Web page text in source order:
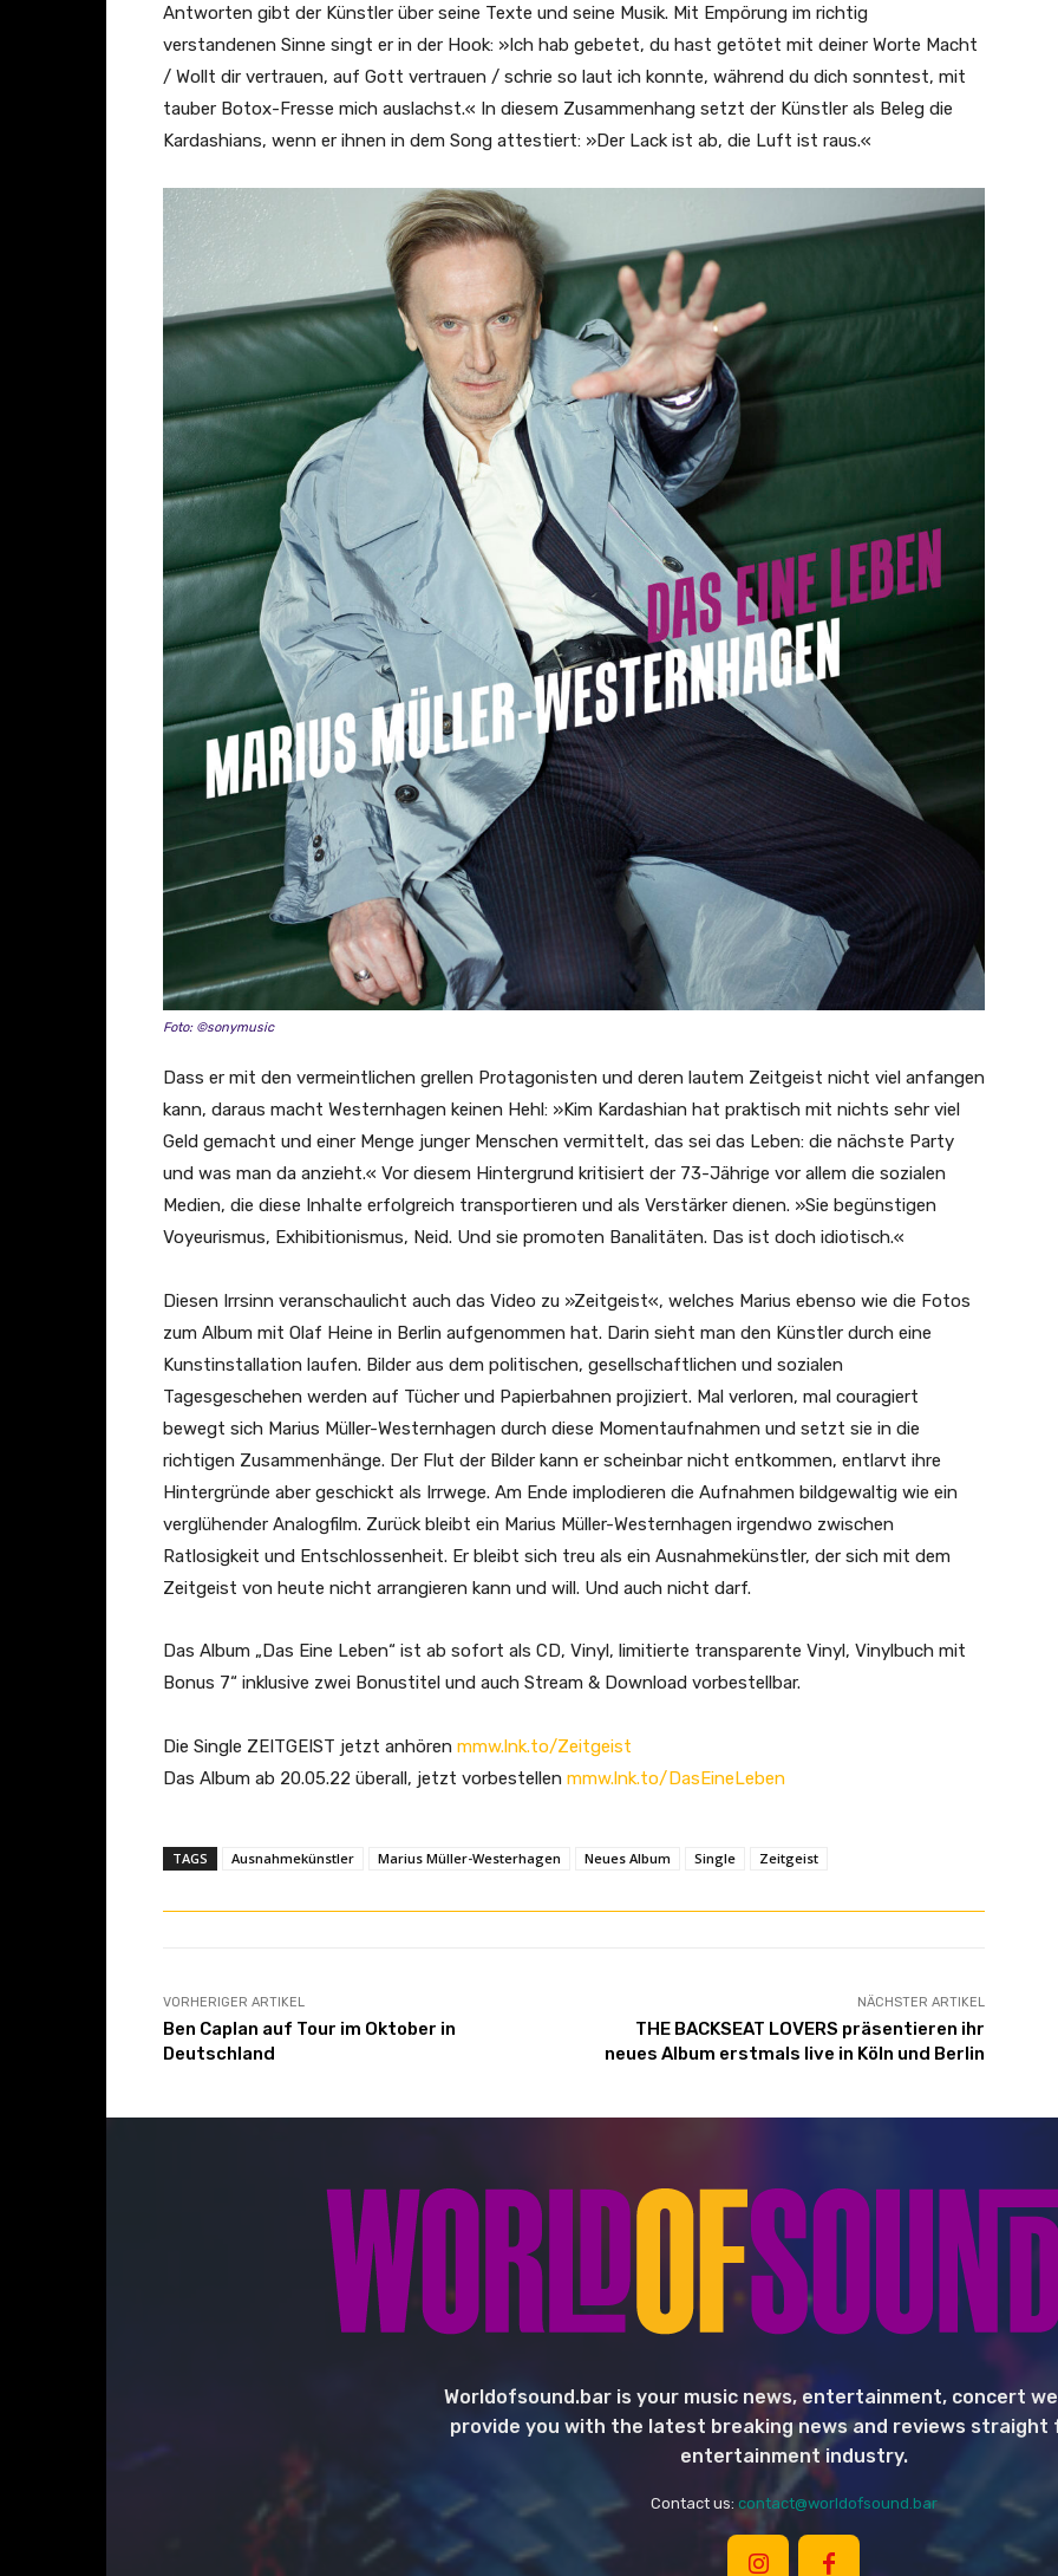
Antworten gibt der Künstler über seine Texte und seine Musik. Mit Empörung im richtig
verstandenen Sinne singt er in der Hook: »Ich hab gebetet, du hast getötet mit deiner Worte Macht
/ Wollt dir vertrauen, auf Gott vertrauen / schrie so laut ich konnte, während du dich sonntest, mit
tauber Botox-Fresse mich auslachst.« In diesem Zusammenhang setzt der Künstler als Beleg die
Kardashians, wenn er ihnen in dem Song attestiert: »Der Lack ist ab, die Luft ist raus.«
Foto: ©sonymusic
Dass er mit den vermeintlichen grellen Protagonisten und deren lautem Zeitgeist nicht viel anfangen
kann, daraus macht Westernhagen keinen Hehl: »Kim Kardashian hat praktisch mit nichts sehr viel
Geld gemacht und einer Menge junger Menschen vermittelt, das sei das Leben: die nächste Party
und was man da anzieht.« Vor diesem Hintergrund kritisiert der 73-Jährige vor allem die sozialen
Medien, die diese Inhalte erfolgreich transportieren und als Verstärker dienen. »Sie begünstigen
Voyeurismus, Exhibitionismus, Neid. Und sie promoten Banalitäten. Das ist doch idiotisch.«
Diesen Irrsinn veranschaulicht auch das Video zu »Zeitgeist«, welches Marius ebenso wie die Fotos
zum Album mit Olaf Heine in Berlin aufgenommen hat. Darin sieht man den Künstler durch eine
Kunstinstallation laufen. Bilder aus dem politischen, gesellschaftlichen und sozialen
Tagesgeschehen werden auf Tücher und Papierbahnen projiziert. Mal verloren, mal couragiert
bewegt sich Marius Müller-Westernhagen durch diese Momentaufnahmen und setzt sie in die
richtigen Zusammenhänge. Der Flut der Bilder kann er scheinbar nicht entkommen, entlarvt ihre
Hintergründe aber geschickt als Irrwege. Am Ende implodieren die Aufnahmen bildgewaltig wie ein
verglühender Analogfilm. Zurück bleibt ein Marius Müller-Westernhagen irgendwo zwischen
Ratlosigkeit und Entschlossenheit. Er bleibt sich treu als ein Ausnahmekünstler, der sich mit dem
Zeitgeist von heute nicht arrangieren kann und will. Und auch nicht darf.
Das Album „Das Eine Leben“ ist ab sofort als CD, Vinyl, limitierte transparente Vinyl, Vinylbuch mit
Bonus 7“ inklusive zwei Bonustitel und auch Stream & Download vorbestellbar.
Die Single ZEITGEIST jetzt anhören mmw.lnk.to/Zeitgeist
Das Album ab 20.05.22 überall, jetzt vorbestellen mmw.lnk.to/DasEineLeben
TAGS Ausnahmekünstler Marius Müller-Westerhagen Neues Album Single Zeitgeist
VORHERIGER ARTIKEL
Ben Caplan auf Tour im Oktober in
Deutschland
NÄCHSTER ARTIKEL
THE BACKSEAT LOVERS präsentieren ihr
neues Album erstmals live in Köln und Berlin
Worldofsound.bar is your music news, entertainment, concert
provide you with the latest breaking news and reviews straight
entertainment industry.
Contact us: contact@worldofsound.bar